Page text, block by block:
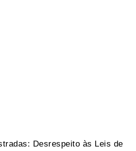
Desrespeito às Leis de